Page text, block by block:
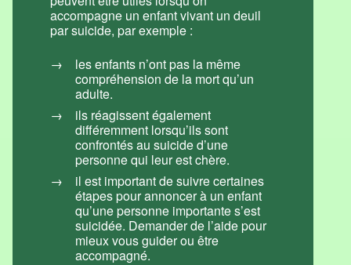
accompagne un enfant vivant un deuil
par suicide, par exemple :
les enfants n’ont pas la même
compréhension de la mort qu’un
adulte.
ils réagissent également
différemment lorsqu’ils sont
confrontés au suicide d’une
personne qui leur est chère.
il est important de suivre certaines
étapes pour annoncer à un enfant
qu’une personne importante s’est
suicidée. Demander de l’aide pour
mieux vous guider ou être
accompagné.